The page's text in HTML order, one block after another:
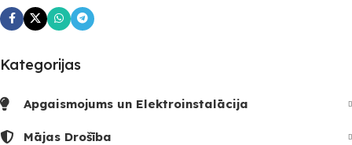
Kategorijas
Apgaismojums un Elektroinstalācija
Mājas Drošība